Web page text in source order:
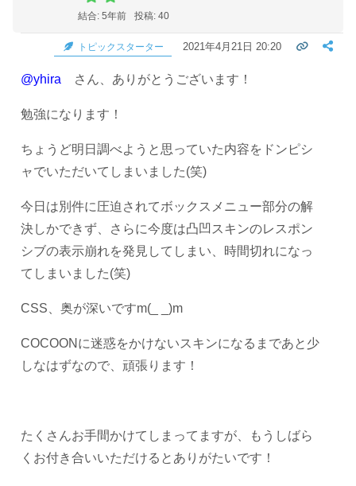
結合: 5年前 投稿: 40
トピックスターター 2021年4月21日 20:20
@yhira さん、ありがとうございます！
勉強になります！
ちょうど明日調べようと思っていた内容をドンピシ
ャでいただいてしまいました(笑)
今日は別件に圧迫されてボックスメニュー部分の解
決しかできず、さらに今度は凸凹スキンのレスポン
シブの表示崩れを発見してしまい、時間切れになっ
てしまいました(笑)
CSS、奥が深いですm(_ _)m
COCOONに迷惑をかけないスキンになるまであと少
しなはずなので、頑張ります！
たくさんお手間かけてしまってますが、もうしばら
くお付き合いいただけるとありがたいです！